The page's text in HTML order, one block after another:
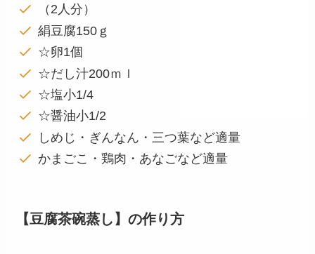
（2人分）
絹豆腐150ｇ
☆卵1個
☆だし汁200ｍｌ
☆塩小1/4
☆醤油小1/2
しめじ・ぎんなん・三つ葉など適量
かまごこ・鶏肉・あなごなど適量
【豆腐茶碗蒸し】の作り方